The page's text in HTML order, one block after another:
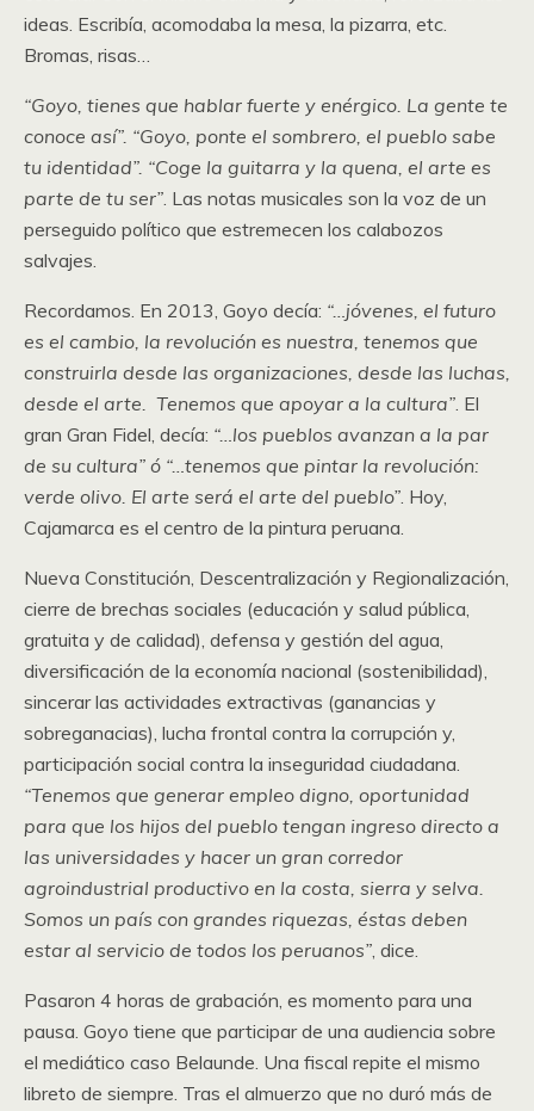
ideas. Escribía, acomodaba la mesa, la pizarra, etc.
Bromas, risas…
“Goyo, tienes que hablar fuerte y enérgico. La gente te
conoce así”. “Goyo, ponte el sombrero, el pueblo sabe
tu identidad”. “Coge la guitarra y la quena, el arte es
parte de tu ser”. Las notas musicales son la voz de un
perseguido político que estremecen los calabozos
salvajes.
Recordamos. En 2013, Goyo decía: “…jóvenes, el futuro
es el cambio, la revolución es nuestra, tenemos que
construirla desde las organizaciones, desde las luchas,
desde el arte. Tenemos que apoyar a la cultura”. El
gran Gran Fidel, decía: “…los pueblos avanzan a la par
de su cultura” ó “…tenemos que pintar la revolución:
verde olivo. El arte será el arte del pueblo”. Hoy,
Cajamarca es el centro de la pintura peruana.
Nueva Constitución, Descentralización y Regionalización,
cierre de brechas sociales (educación y salud pública,
gratuita y de calidad), defensa y gestión del agua,
diversificación de la economía nacional (sostenibilidad),
sincerar las actividades extractivas (ganancias y
sobreganacias), lucha frontal contra la corrupción y,
participación social contra la inseguridad ciudadana.
“Tenemos que generar empleo digno, oportunidad
para que los hijos del pueblo tengan ingreso directo a
las universidades y hacer un gran corredor
agroindustrial productivo en la costa, sierra y selva.
Somos un país con grandes riquezas, éstas deben
estar al servicio de todos los peruanos”, dice.
Pasaron 4 horas de grabación, es momento para una
pausa. Goyo tiene que participar de una audiencia sobre
el mediático caso Belaunde. Una fiscal repite el mismo
libreto de siempre. Tras el almuerzo que no duró más de